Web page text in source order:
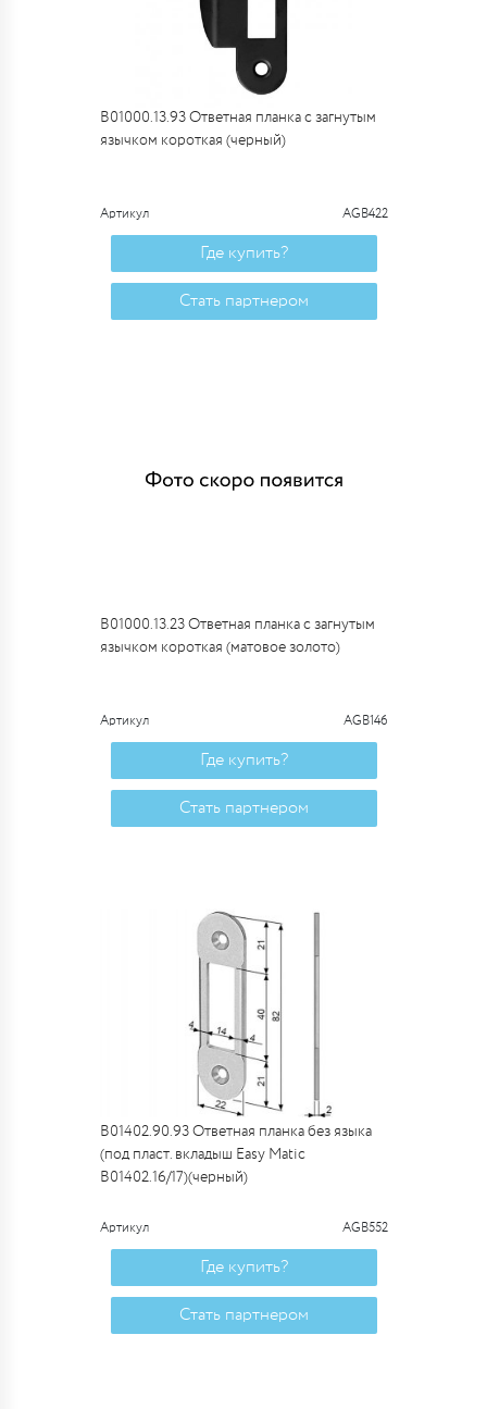
B01000.13.93 Ответная планка с загнутым
язычком короткая (черный)
Артикул AGB422
Где купить?
Стать партнером
B01000.13.23 Ответная планка с загнутым
язычком короткая (матовое золото)
Артикул AGB146
Где купить?
Стать партнером
B01402.90.93 Ответная планка без языка
(под пласт. вкладыш Easy Matic
B01402.16/17)(черный)
Артикул AGB552
Где купить?
Стать партнером